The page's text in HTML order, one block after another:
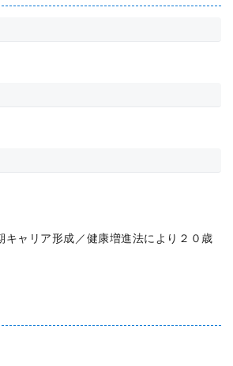
キャリア形成／健康増進法により２０歳